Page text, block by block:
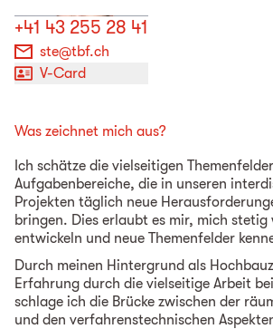
+41 43 255 28 41
ste@tbf.ch
V-Card
Was zeichnet mich aus?
Ich schätze die vielseitigen
Aufgabenbereiche, die in unseren
Projekten täglich neue
bringen. Dies erlaubt es mir, mich stetig
entwickeln und neue Themenfelder
Durch meinen Hintergrund als
Erfahrung durch die vielseitige Arbeit
schlage ich die Brücke zwischen der
und den verfahrenstechnischen